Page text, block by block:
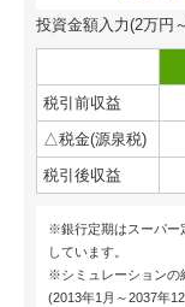
投資金額入力(2万円
税引前収益
△税金(源泉税)
税引後収益
※銀行定期はスーパー
しています。
※シミュレーションの
(2013年1月～2037年